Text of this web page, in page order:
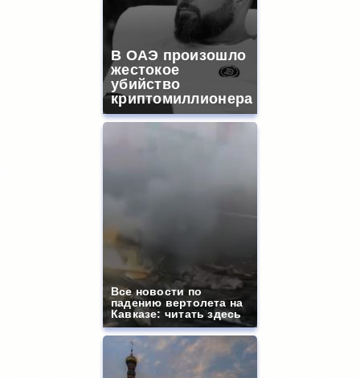
В ОАЭ произошло
жестокое
убийство
криптомиллионера
Все новости по
падению вертолета на
Кавказе: читать здесь